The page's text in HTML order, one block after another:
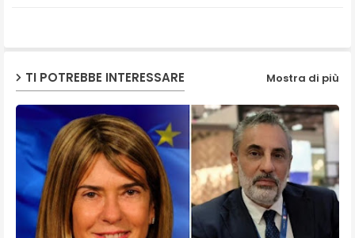
TI POTREBBE INTERESSARE Mostra di più